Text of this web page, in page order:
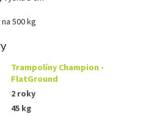
500 kg
Trampolíny Champion -
FlatGround
2 roky
45 kg